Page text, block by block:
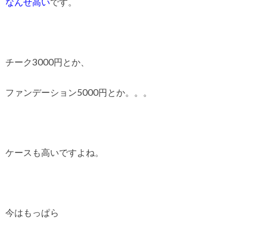
チーク3000円とか、
ファンデーション5000円とか。。。
ケースも高いですよね。
今はもっぱら